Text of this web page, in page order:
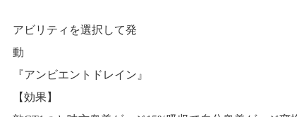
アビリティを選択して発
『アンビエントドレイン』
【効果】